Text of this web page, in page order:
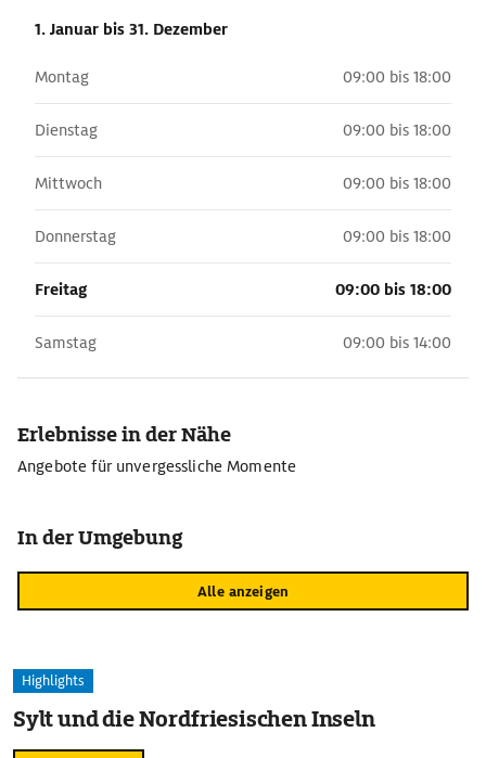
1. Januar bis 31. Dezember
Montag 09:00 bis 18:00
Dienstag 09:00 bis 18:00
Mittwoch 09:00 bis 18:00
Donnerstag 09:00 bis 18:00
Freitag 09:00 bis 18:00
Samstag 09:00 bis 14:00
Erlebnisse in der Nähe
Angebote für unvergessliche Momente
In der Umgebung
Alle anzeigen
Highlights
Sylt und die Nordfriesischen Inseln